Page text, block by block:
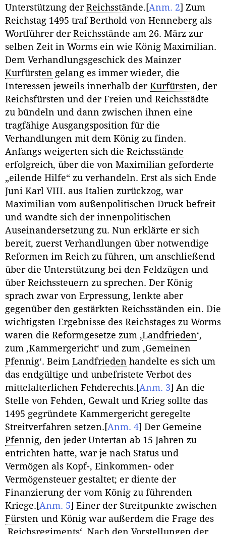
Unterstützung der Reichsstände. [Anm. 2] Zum
Reichstag 1495 traf Berthold von Henneberg als
Wortführer der Reichsstände am 26. März zur
selben Zeit in Worms ein wie König Maximilian.
Dem Verhandlungsgeschick des Mainzer
Kurfürsten gelang es immer wieder, die
Interessen jeweils innerhalb der Kurfürsten, der
Reichsfürsten und der Freien und Reichsstädte
zu bündeln und dann zwischen ihnen eine
tragfähige Ausgangsposition für die
Verhandlungen mit dem König zu finden.
Anfangs weigerten sich die Reichsstände
erfolgreich, über die von Maximilian geforderte
„eilende Hilfe“ zu verhandeln. Erst als sich Ende
Juni Karl VIII. aus Italien zurückzog, war
Maximilian vom außenpolitischen Druck befreit
und wandte sich der innenpolitischen
Auseinandersetzung zu. Nun erklärte er sich
bereit, zuerst Verhandlungen über notwendige
Reformen im Reich zu führen, um anschließend
über die Unterstützung bei den Feldzügen und
über Reichssteuern zu sprechen. Der König
sprach zwar von Erpressung, lenkte aber
gegenüber den gestärkten Reichsständen ein. Die
wichtigsten Ergebnisse des Reichstages zu Worms
waren die Reformgesetze zum ‚Landfrieden‘,
zum ‚Kammergericht‘ und zum ‚Gemeinen
Pfennig‘. Beim Landfrieden handelte es sich um
das endgültige und unbefristete Verbot des
mittelalterlichen Fehderechts. [Anm. 3] An die
Stelle von Fehden, Gewalt und Krieg sollte das
1495 gegründete Kammergericht geregelte
Streitverfahren setzen. [Anm. 4] Der Gemeine
Pfennig, den jeder Untertan ab 15 Jahren zu
entrichten hatte, war je nach Status und
Vermögen als Kopf-, Einkommen- oder
Vermögensteuer gestaltet; er diente der
Finanzierung der vom König zu führenden
Kriege. [Anm. 5] Einer der Streitpunkte zwischen
Fürsten und König war außerdem die Frage des
‚Reichsregiments‘. Nach den Vorstellungen der